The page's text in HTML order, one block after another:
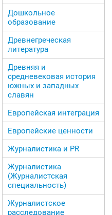
Дошкольное
образование
Древнегреческая
литература
Древняя и
средневековая история
южных и западных
славян
Европейская интеграция
Европейские ценности
Журналистика и PR
Журналистика
(Журналистская
специальность)
Журналистское
расследование